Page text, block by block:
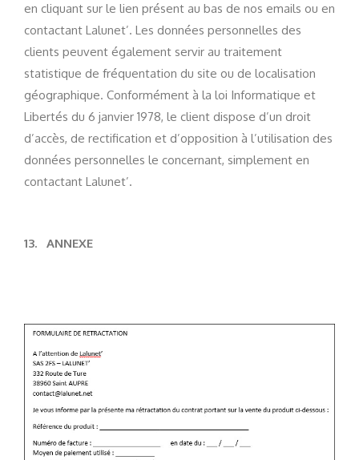
en cliquant sur le lien présent au bas de nos emails ou en
contactant Lalunet’. Les données personnelles des
clients peuvent également servir au traitement
statistique de fréquentation du site ou de localisation
géographique. Conformément à la loi Informatique et
Libertés du 6 janvier 1978, le client dispose d’un droit
d’accès, de rectification et d’opposition à l’utilisation des
données personnelles le concernant, simplement en
contactant Lalunet’.
13. ANNEXE